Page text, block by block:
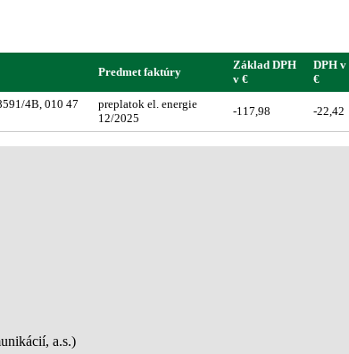
Predmet faktúry
Základ DPH
v €
DPH v
€
4B, 010 47
preplatok el. energie
12/2025
-117,98 -22,42
a.s.)